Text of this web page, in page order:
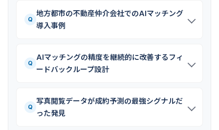
Q
地方都市の不動産仲介会社でのAIマッチング
導入事例
Q
AIマッチングの精度を継続的に改善するフィ
ードバックループ設計
Q
写真閲覧データが成約予測の最強シグナルだ
った発見